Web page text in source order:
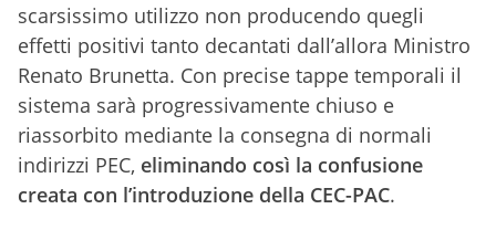
scarsissimo utilizzo non producendo quegli
effetti positivi tanto decantati dall’allora Ministro
Renato Brunetta. Con precise tappe temporali il
sistema sarà progressivamente chiuso e
riassorbito mediante la consegna di normali
indirizzi PEC, eliminando così la confusione
creata con l’introduzione della CEC-PAC.